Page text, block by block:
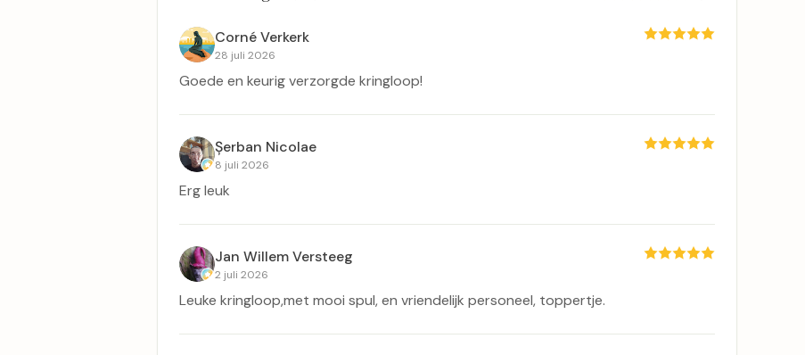
Corné Verkerk
28 juli 2026
Goede en keurig verzorgde kringloop!
Șerban Nicolae
8 juli 2026
Erg leuk
Jan Willem Versteeg
2 juli 2026
Leuke kringloop,met mooi spul, en vriendelijk personeel, toppertje.